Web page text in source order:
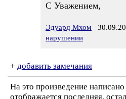
С Уважением,
Эдуард Мхом
нарушении
+ добавить замечания
На это произведение написано
отображается последняя,